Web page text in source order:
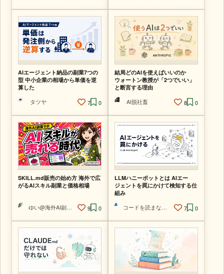
AIエージェント納品の副業7つの
型 中小企業の相場から単価を逆
算した
タツヤ
7 0
結局どのAIを使えばいいのか
ウォートン教授が「2つでいい」
と断言する理由
AI脱社畜
8 0
SKILL.md販売の始め方 海外で広
がるAIスキル副業と価格相場
ゆい@海外AI副業ラボ 9 0
LLMハニーポットとは AIエー
ジェントを罠にかけて検知する仕
組み
コードを読まないAIエンジニア
7 0